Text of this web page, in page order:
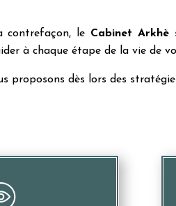
contrefaçon, le Cabinet Arkhè
à chaque étape de la vie de
proposons dès lors des